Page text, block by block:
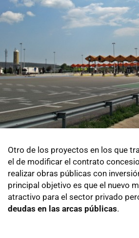
Otro de los proyectos en los que
el de modificar el contrato
realizar obras públicas con
principal objetivo es que el nuevo
atractivo para el sector privado
deudas en las arcas públicas.